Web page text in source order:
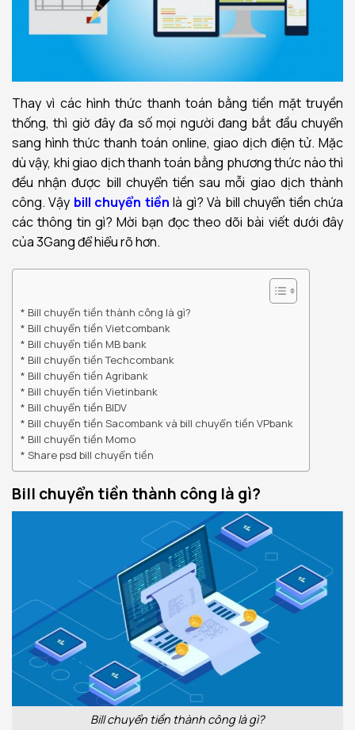
Thay vì các hình thức thanh toán bằng tiền mặt truyền
thống, thì giờ đây đa số mọi người đang bắt đầu chuyển
sang hình thức thanh toán online, giao dịch điện tử. Mặc
dù vậy, khi giao dịch thanh toán bằng phương thức nào thì
đều nhận được bill chuyển tiền sau mỗi giao dịch thành
công. Vậy bill chuyển tiền là gì? Và bill chuyển tiền chứa
các thông tin gì? Mời bạn đọc theo dõi bài viết dưới đây
của 3Gang để hiểu rõ hơn.
Bill chuyển tiền thành công là gì?
Bill chuyển tiền Vietcombank
Bill chuyển tiền MB bank
Bill chuyển tiền Techcombank
Bill chuyển tiền Agribank
Bill chuyển tiền Vietinbank
Bill chuyển tiền BIDV
Bill chuyển tiền Sacombank và bill chuyển tiền VPbank
Bill chuyển tiền Momo
Share psd bill chuyển tiền
Bill chuyển tiền thành công là gì?
Bill chuyển tiền thành công là gì?